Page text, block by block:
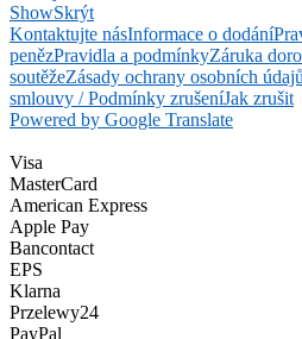
ShowSkrýt
Kontaktujte násInformace o dodání
penězPravidla a podmínkyZáruka
soutěžeZásady ochrany osobních údajů
smlouvy / Podmínky zrušeníJak zrušit
Powered by Google Translate
Visa
MasterCard
American Express
Apple Pay
Bancontact
EPS
Klarna
Przelewy24
PayPal